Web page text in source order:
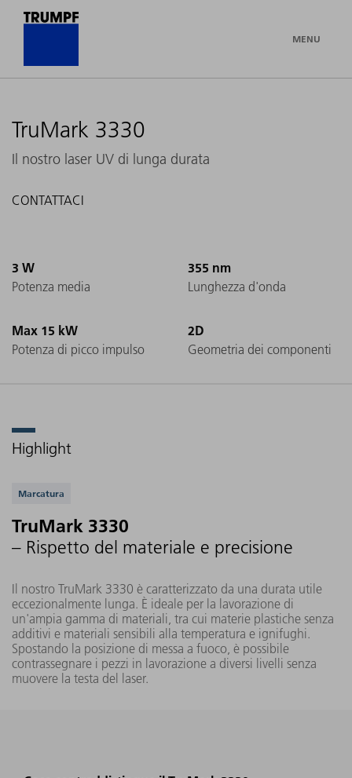
MENU
TruMark 3330
Il nostro laser UV di lunga durata
CONTATTACI
3 W
Potenza media
355 nm
Lunghezza d'onda
Max 15 kW
Potenza di picco impulso
2D
Geometria dei componenti
Highlight
Applicazioni supportate
Marcatura
TruMark 3330
– Rispetto del materiale e precisione
Il nostro TruMark 3330 è caratterizzato da una durata utile
eccezionalmente lunga. È ideale per la lavorazione di
un'ampia gamma di materiali, tra cui materie plastiche senza
additivi e materiali sensibili alla temperatura e ignifughi.
Spostando la posizione di messa a fuoco, è possibile
contrassegnare i pezzi in lavorazione a diversi livelli senza
muovere la testa del laser.